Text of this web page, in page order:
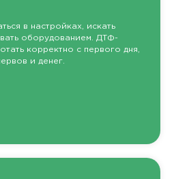
в настройках, искать
оборудованием. ДТФ-
корректно с первого дня,
и денег.